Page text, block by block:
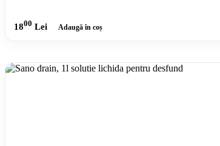
1800 Lei Adaugă în coș